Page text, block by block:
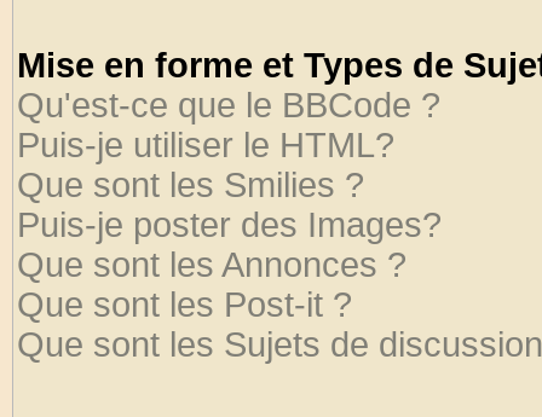
Mise en forme et Types de
Qu'est-ce que le BBCode ?
Puis-je utiliser le HTML?
Que sont les Smilies ?
Puis-je poster des Images?
Que sont les Annonces ?
Que sont les Post-it ?
Que sont les Sujets de